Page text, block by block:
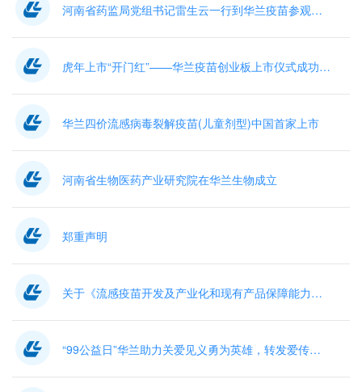
河南省药监局党组书记雷生云一行到华兰疫苗参观指导
虎年上市“开门红”——华兰疫苗创业板上市仪式成功举行
华兰四价流感病毒裂解疫苗(儿童剂型)中国首家上市
河南省生物医药产业研究院在华兰生物成立
郑重声明
关于《流感疫苗开发及产业化和现有产品保障能力建设项目水土保持方案报告表》的公示
“99公益日”华兰助力关爱见义勇为英雄，转发爱传递爱！